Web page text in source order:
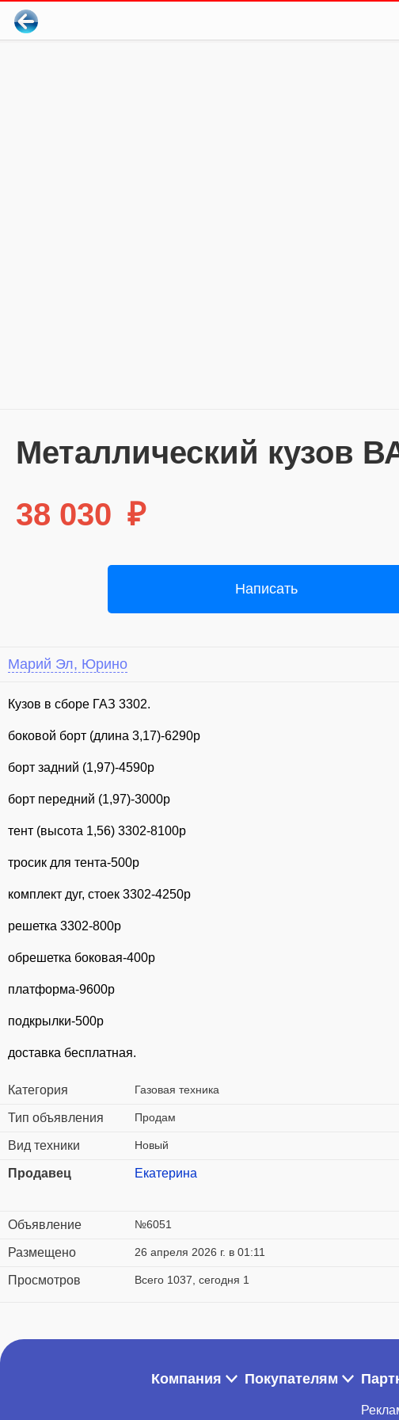
Металлический кузов
38 030 ₽
Написать
Марий Эл, Юрино
Кузов в сборе ГАЗ 3302.
боковой борт (длина 3,17)-6290р
борт задний (1,97)-4590р
борт передний (1,97)-3000р
тент (высота 1,56) 3302-8100р
тросик для тента-500р
комплект дуг, стоек 3302-4250р
решетка 3302-800р
обрешетка боковая-400р
платформа-9600р
подкрылки-500р
доставка бесплатная.
Категория Газовая техника
Тип объявления Продам
Вид техники Новый
Продавец Екатерина
Объявление №6051
Размещено 26 апреля 2026 г. в 01:11
Просмотров Всего 1037, сегодня 1
Компания Покупателям